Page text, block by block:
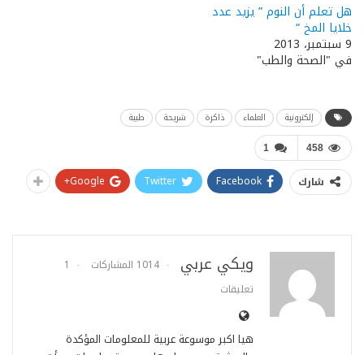
هل تعلم أن النوم ” يزيد عدد
خلايا المخ “
9 سبتمبر، 2013
في "الصحة والطب"
إلكترونية العلماء ذاكرة شريحة طبية
1 458
شارك Facebook
Twitter
Google+
ويكي عربي 1014 المشاركات
1
تعليقات
هيا اكبر موسوعة عربية للمعلومات المؤكدة